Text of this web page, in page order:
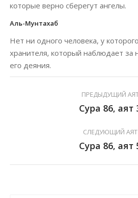
которые верно сберегут ангелы.
Аль-Мунтахаб
Нет ни одного человека, у
хранителя, который наблюдает за
его деяния.
ПРЕДЫДУЩИЙ
Сура 86, аят
СЛЕДУЮЩИЙ АЯТ
Сура 86, аят